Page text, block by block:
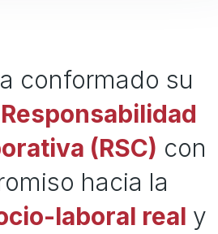
conformado su
Responsabilidad
(RSC) con
hacia la
laboral real y